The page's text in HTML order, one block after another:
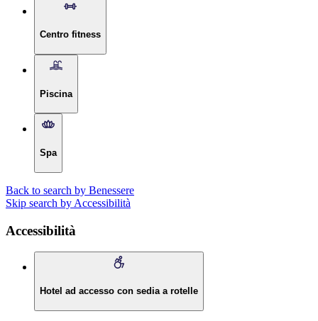
Centro fitness
Piscina
Spa
Back to search by Benessere
Skip search by Accessibilità
Accessibilità
Hotel ad accesso con sedia a rotelle